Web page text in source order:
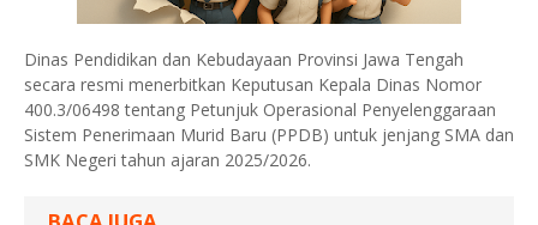
Dinas Pendidikan dan Kebudayaan Provinsi Jawa Tengah
secara resmi menerbitkan Keputusan Kepala Dinas Nomor
400.3/06498 tentang Petunjuk Operasional Penyelenggaraan
Sistem Penerimaan Murid Baru (PPDB) untuk jenjang SMA dan
SMK Negeri tahun ajaran 2025/2026.